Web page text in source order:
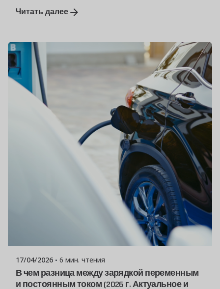
Читать далее
17/04/2026 6 мин. чтения
В чем разница между зарядкой переменным
и постоянным током (2026 г. Актуальное и